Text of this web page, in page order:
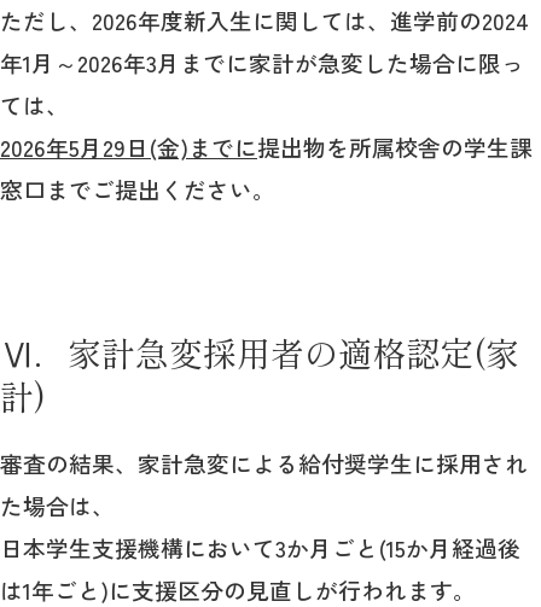
ただし、2026年度新入生に関しては、進学前の2024
年1月～2026年3月までに家計が急変した場合に限っ
ては、
2026年5月29日(金)までに提出物を所属校舎の学生課
窓口までご提出ください。
Ⅵ．家計急変採用者の適格認定(家
計)
審査の結果、家計急変による給付奨学生に採用され
た場合は、
日本学生支援機構において3か月ごと(15か月経過後
は1年ごと)に支援区分の見直しが行われます。